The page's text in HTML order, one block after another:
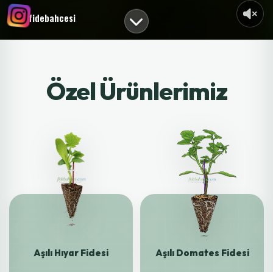
fidebahcesi
Özel Ürünlerimiz
Aşılı Hıyar Fidesi Aşılı Domates Fidesi